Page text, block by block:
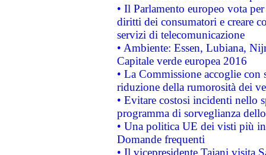
• Il Parlamento europeo vota
diritti dei consumatori e creare
servizi di telecomunicazione
• Ambiente: Essen, Lubiana,
Capitale verde europea 2016
• La Commissione accoglie
riduzione della rumorosità dei
• Evitare costosi incidenti nello
programma di sorveglianza
• Una politica UE dei visti più
Domande frequenti
• Il vicepresidente Tajani visita